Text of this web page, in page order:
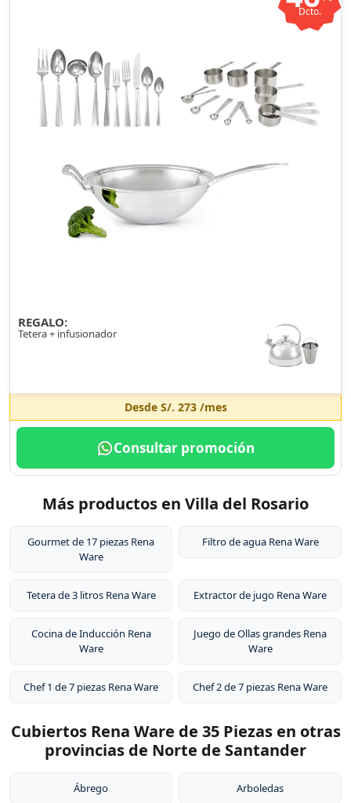
Dcto.
REGALO:
Tetera + infusionador
Desde S/. 273/mes
Consultar promoción
Más productos en Villa del Rosario
Gourmet de 17 piezas Rena
Ware
Filtro de agua Rena Ware
Tetera de 3 litros Rena Ware Extractor de jugo Rena Ware
Cocina de Inducción Rena
Ware
Juego de Ollas grandes Rena
Ware
Chef 1 de 7 piezas Rena Ware Chef 2 de 7 piezas Rena Ware
Cubiertos Rena Ware de 35 Piezas en otras
provincias de Norte de Santander
Ábrego Arboledas